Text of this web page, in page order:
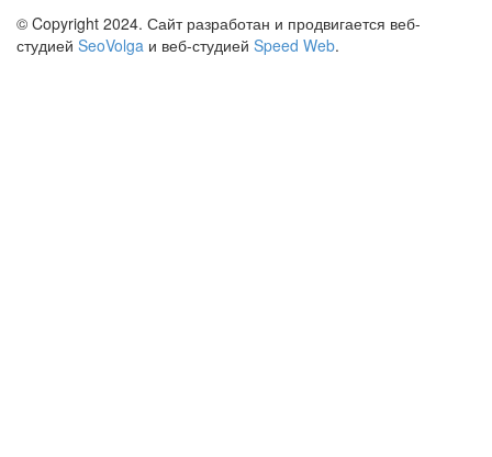
© Copyright 2024. Сайт разработан и продвигается веб-
студией SeoVolga и веб-студией Speed Web.